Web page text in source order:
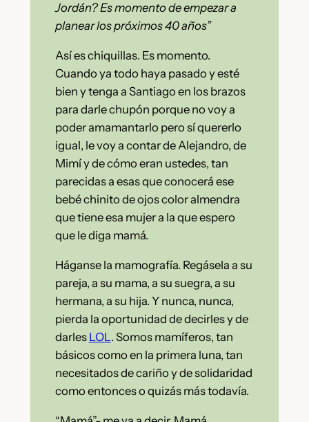
Jordán? Es momento de empezar a
planear los próximos 40 años”
Así es chiquillas. Es momento.
Cuando ya todo haya pasado y esté
bien y tenga a Santiago en los brazos
para darle chupón porque no voy a
poder amamantarlo pero sí quererlo
igual, le voy a contar de Alejandro, de
Mimí y de cómo eran ustedes, tan
parecidas a esas que conocerá ese
bebé chinito de ojos color almendra
que tiene esa mujer a la que espero
que le diga mamá.
Háganse la mamografía. Regásela a su
pareja, a su mama, a su suegra, a su
hermana, a su hija. Y nunca, nunca,
pierda la oportunidad de decirles y de
darles LOL. Somos mamíferos, tan
básicos como en la primera luna, tan
necesitados de cariño y de solidaridad
como entonces o quizás más todavía.